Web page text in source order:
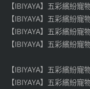
【IBIYAYA】五彩繽紛
【IBIYAYA】五彩繽紛
【IBIYAYA】五彩繽紛
【IBIYAYA】五彩繽紛
【IBIYAYA】五彩繽紛
【IBIYAYA】五彩繽紛